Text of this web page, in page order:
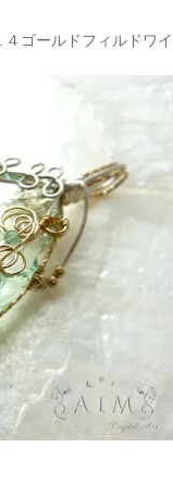
ゴールドフィルドワイ